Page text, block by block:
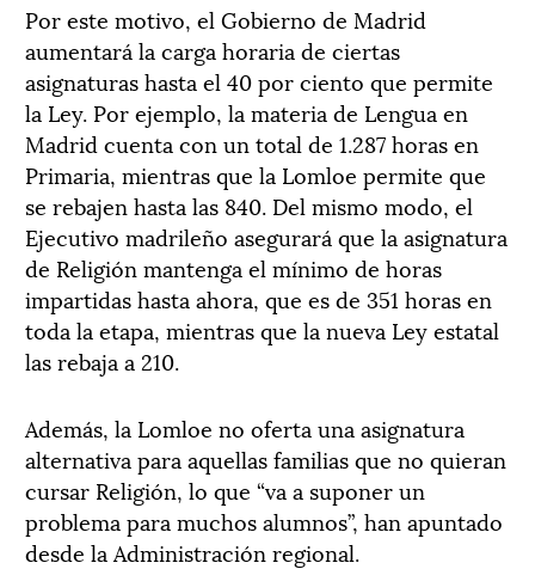
Por este motivo, el Gobierno de Madrid
aumentará la carga horaria de ciertas
asignaturas hasta el 40 por ciento que permite
la Ley. Por ejemplo, la materia de Lengua en
Madrid cuenta con un total de 1.287 horas en
Primaria, mientras que la Lomloe permite que
se rebajen hasta las 840. Del mismo modo, el
Ejecutivo madrileño asegurará que la asignatura
de Religión mantenga el mínimo de horas
impartidas hasta ahora, que es de 351 horas en
toda la etapa, mientras que la nueva Ley estatal
las rebaja a 210.
Además, la Lomloe no oferta una asignatura
alternativa para aquellas familias que no quieran
cursar Religión, lo que “va a suponer un
problema para muchos alumnos”, han apuntado
desde la Administración regional.